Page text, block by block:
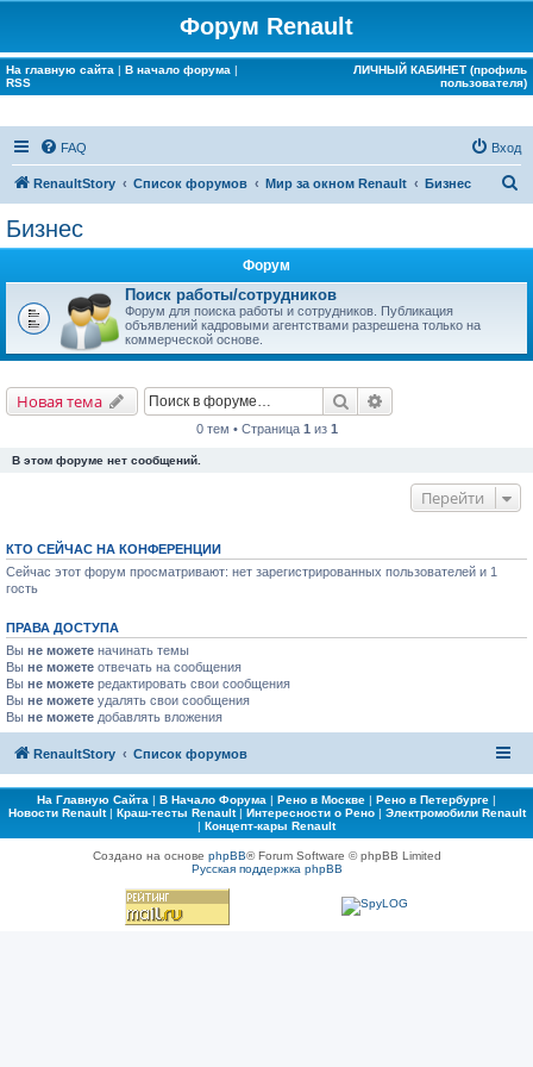
Форум Renault
На главную сайта | В начало форума |
RSS
ЛИЧНЫЙ КАБИНЕТ (профиль
пользователя)
FAQ Вход
RenaultStory Список форумов Мир за окном Renault Бизнес
Бизнес
Форум
Поиск работы/сотрудников
Форум для поиска работы и сотрудников. Публикация
объявлений кадровыми агентствами разрешена только на
коммерческой основе.
Новая тема Поиск
0 тем • Страница 1 из 1
В этом форуме нет сообщений.
Перейти
КТО СЕЙЧАС НА КОНФЕРЕНЦИИ
Сейчас этот форум просматривают: нет зарегистрированных пользователей и 1
гость
ПРАВА ДОСТУПА
Вы не можете начинать темы
Вы не можете отвечать на сообщения
Вы не можете редактировать свои сообщения
Вы не можете удалять свои сообщения
Вы не можете добавлять вложения
RenaultStory Список форумов
На Главную Сайта | В Начало Форума | Рено в Москве | Рено в Петербурге |
Новости Renault| Краш-тесты Renault| Интересности о Рено| Электромобили Renault
| Концепт-кары Renault
Создано на основе phpBB® Forum Software © phpBB Limited
Русская поддержка phpBB